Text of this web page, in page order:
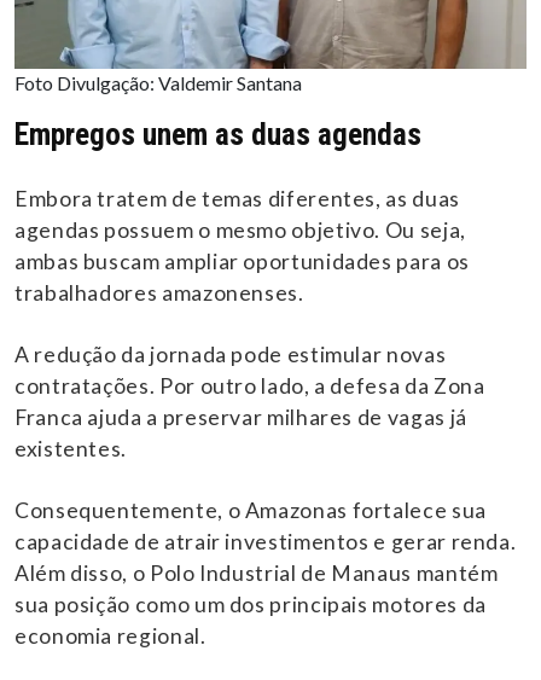
Foto Divulgação: Valdemir Santana
Empregos unem as duas agendas
Embora tratem de temas diferentes, as duas
agendas possuem o mesmo objetivo. Ou seja,
ambas buscam ampliar oportunidades para os
trabalhadores amazonenses.
A redução da jornada pode estimular novas
contratações. Por outro lado, a defesa da Zona
Franca ajuda a preservar milhares de vagas já
existentes.
Consequentemente, o Amazonas fortalece sua
capacidade de atrair investimentos e gerar renda.
Além disso, o Polo Industrial de Manaus mantém
sua posição como um dos principais motores da
economia regional.